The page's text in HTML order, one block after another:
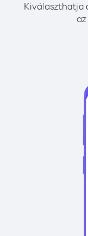
Kiválaszthatja